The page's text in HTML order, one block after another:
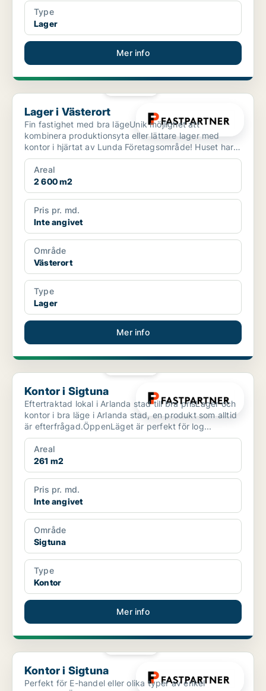
Type
Lager
Mer info
Lager i Västerort
Lager i Västerort
Fin fastighet med bra lägeUnik möjlighet att
kombinera produktionsyta eller lättare lager med
kontor i hjärtat av Lunda Företagsområde! Huset har
stor varuhi...
Areal
2 600 m2
Pris pr. md.
Inte angivet
Område
Västerort
Type
Lager
Mer info
Kontor i Sigtuna
Kontor i Sigtuna
Eftertraktad lokal i Arlanda stad till bra prisLager och
kontor i bra läge i Arlanda stad, en produkt som alltid
är efterfrågad.ÖppenLäget är perfekt för log...
Areal
261 m2
Pris pr. md.
Inte angivet
Område
Sigtuna
Type
Kontor
Mer info
Kontor i Sigtuna
Kontor i Sigtuna
Perfekt för E-handel eller olika typer av enkel